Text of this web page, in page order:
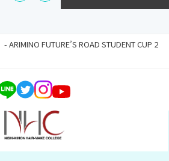
-ARIMINO FUTURE’S ROAD STUDENT CUP 2